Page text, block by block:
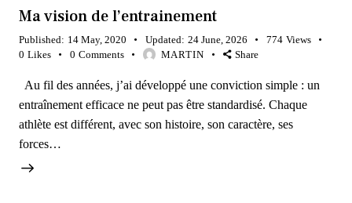
Ma vision de l’entrainement
Published: 14 May, 2020 Updated: 24 June, 2026 774 Views
0 Likes 0 Comments MARTIN Share
Au fil des années, j’ai développé une conviction simple : un
entraînement efficace ne peut pas être standardisé. Chaque
athlète est différent, avec son histoire, son caractère, ses
forces…